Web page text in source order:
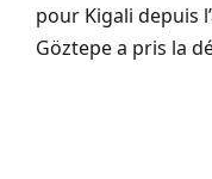
pour Kigali depuis
Göztepe a pris la